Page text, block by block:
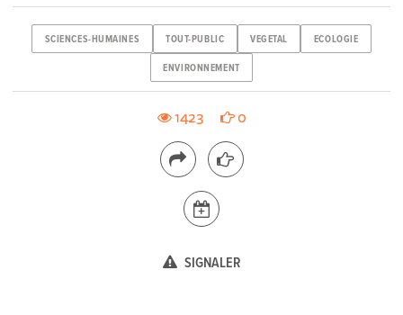
SCIENCES-HUMAINES TOUT-PUBLIC VEGETAL ECOLOGIE
ENVIRONNEMENT
1423 0
SIGNALER